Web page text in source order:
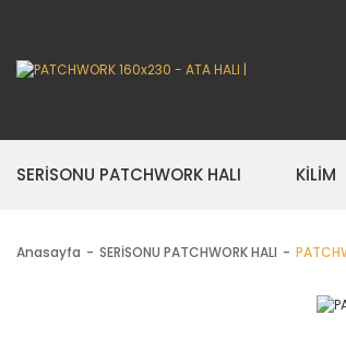
SERİSONU PATCHWORK HALI KİLİM
Anasayfa SERİSONU PATCHWORK HALI